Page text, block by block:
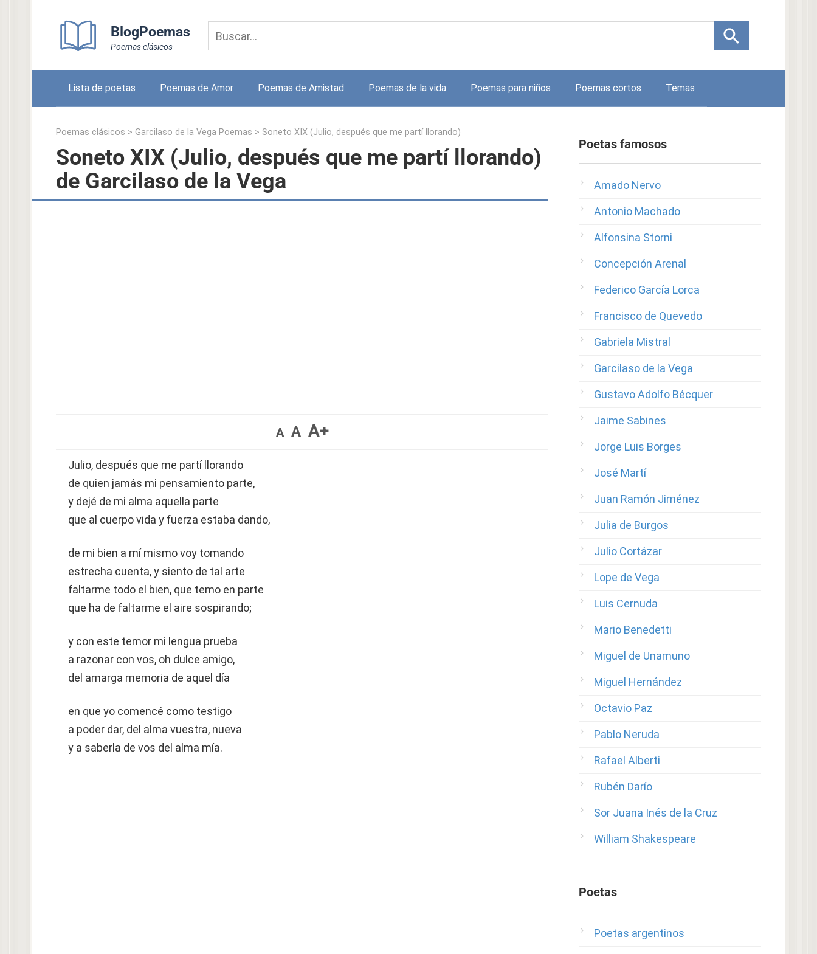
BlogPoemas
Poemas clásicos
Lista de poetas Poemas de Amor Poemas de Amistad Poemas de la vida Poemas para niños Poemas cortos Temas
Poemas clásicos > Garcilaso de la Vega Poemas > Soneto XIX (Julio, después que me partí llorando)
Soneto XIX (Julio, después que me partí llorando)
de Garcilaso de la Vega
A A A+
Julio, después que me partí llorando
de quien jamás mi pensamiento parte,
y dejé de mi alma aquella parte
que al cuerpo vida y fuerza estaba dando,
de mi bien a mí mismo voy tomando
estrecha cuenta, y siento de tal arte
faltarme todo el bien, que temo en parte
que ha de faltarme el aire sospirando;
y con este temor mi lengua prueba
a razonar con vos, oh dulce amigo,
del amarga memoria de aquel día
en que yo comencé como testigo
a poder dar, del alma vuestra, nueva
y a saberla de vos del alma mía.
Poetas famosos
Amado Nervo
Antonio Machado
Alfonsina Storni
Concepción Arenal
Federico García Lorca
Francisco de Quevedo
Gabriela Mistral
Garcilaso de la Vega
Gustavo Adolfo Bécquer
Jaime Sabines
Jorge Luis Borges
José Martí
Juan Ramón Jiménez
Julia de Burgos
Julio Cortázar
Lope de Vega
Luis Cernuda
Mario Benedetti
Miguel de Unamuno
Miguel Hernández
Octavio Paz
Pablo Neruda
Rafael Alberti
Rubén Darío
Sor Juana Inés de la Cruz
William Shakespeare
Poetas
Poetas argentinos